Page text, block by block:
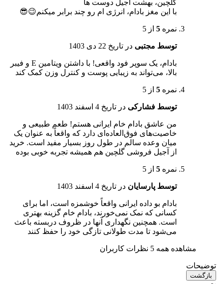
گلچین، بهشت آجیل دوست ها
با این مغز بادام، انرژی ام رو چند برابر میکنم😉😎
نمره 5 از 5
توسط مجتبی در تاریخ 22 دی 1403
بادام، یک سوپر فود واقعی! با داشتن ویتامین E و فیبر
بالا، می‌تواند به زیبایی پوست و کنترل وزن کمک کند
نمره 5 از 5
توسط فشارکی در تاریخ 4 اسفند 1403
من عاشق بادام خام ایرانی هستم! طعم طبیعی و
خاصیت‌های فوق‌العاده‌ای دارد که واقعاً به عنوان یک
میان وعده سالم در طول روز بسیار مفید است. خرید
از آجیل فروشی گلچین هم همیشه تجربه خوبی بوده
نمره 5 از 5
توسط پارسایان در تاریخ 4 اسفند 1403
بادام بو داده ایرانی واقعاً خوشمزه است، اما برای
کسانی که نمک نمی‌خورند، بادام خام گزینه بهتری
است. همچنین نگهداری آنها در ظروف دربسته باعث
می‌شود تا مدت طولانی تازگی خود را حفظ کنند
مشاهده همه 5 نظرات کاربران
توضیحات
بازگشت